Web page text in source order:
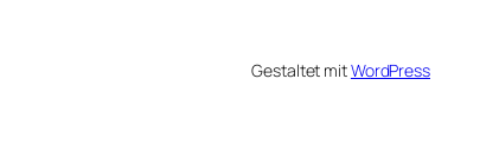
Gestaltet mitWordPress